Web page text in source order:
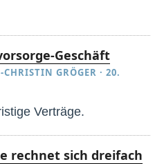
Geschäft
GRÖGER ·20.
Verträge.
rechnet sich dreifach